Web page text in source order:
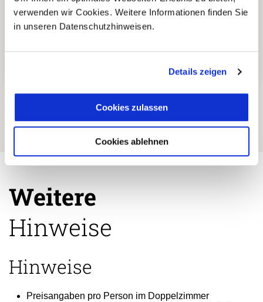
verwenden wir Cookies. Weitere Informationen finden Sie
in unseren Datenschutzhinweisen.
Details zeigen
Cookies zulassen
Cookies ablehnen
Einzigartige und authentische
Weitere
Hinweise
Hinweise
Preisangaben pro Person im Doppelzimmer